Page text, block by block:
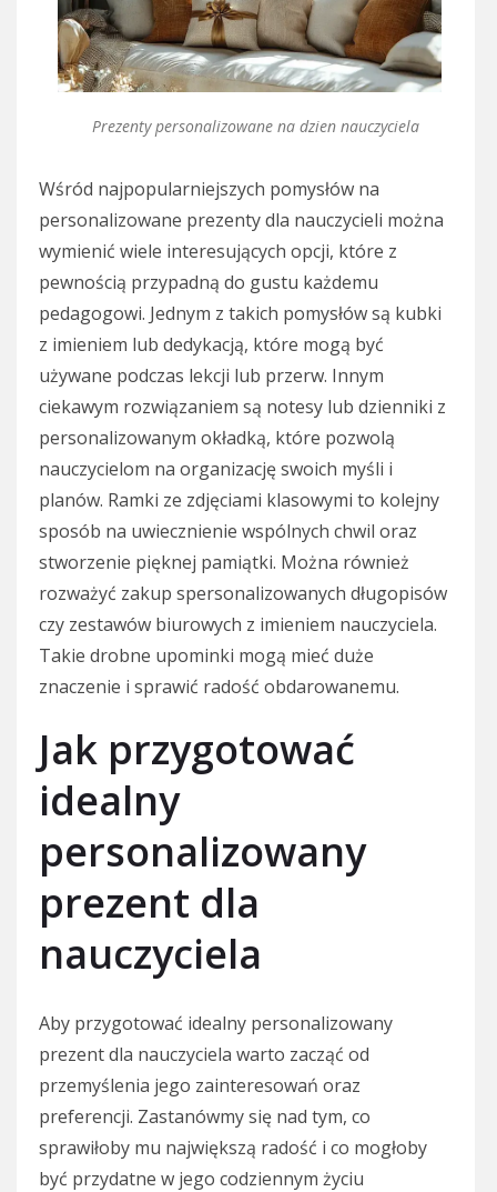
Prezenty personalizowane na dzien nauczyciela
Wśród najpopularniejszych pomysłów na
personalizowane prezenty dla nauczycieli można
wymienić wiele interesujących opcji, które z
pewnością przypadną do gustu każdemu
pedagogowi. Jednym z takich pomysłów są kubki
z imieniem lub dedykacją, które mogą być
używane podczas lekcji lub przerw. Innym
ciekawym rozwiązaniem są notesy lub dzienniki z
personalizowanym okładką, które pozwolą
nauczycielom na organizację swoich myśli i
planów. Ramki ze zdjęciami klasowymi to kolejny
sposób na uwiecznienie wspólnych chwil oraz
stworzenie pięknej pamiątki. Można również
rozważyć zakup spersonalizowanych długopisów
czy zestawów biurowych z imieniem nauczyciela.
Takie drobne upominki mogą mieć duże
znaczenie i sprawić radość obdarowanemu.
Jak przygotować
idealny
personalizowany
prezent dla
nauczyciela
Aby przygotować idealny personalizowany
prezent dla nauczyciela warto zacząć od
przemyślenia jego zainteresowań oraz
preferencji. Zastanówmy się nad tym, co
sprawiłoby mu największą radość i co mogłoby
być przydatne w jego codziennym życiu